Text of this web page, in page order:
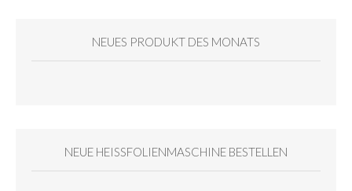
NEUES PRODUKT DES MONATS
NEUE HEISSFOLIENMASCHINE BESTELLEN